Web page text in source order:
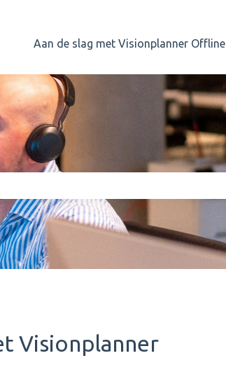
Aan de slag met Visionplanner Offline
Visionplanner